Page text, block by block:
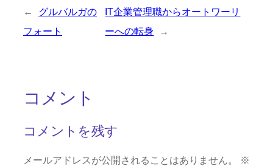
←
グルバルガの
フォート
IT企業管理職からオートワーリ
ーへの転身
→
コメント
コメントを残す
メールアドレスが公開されることはありません。
※